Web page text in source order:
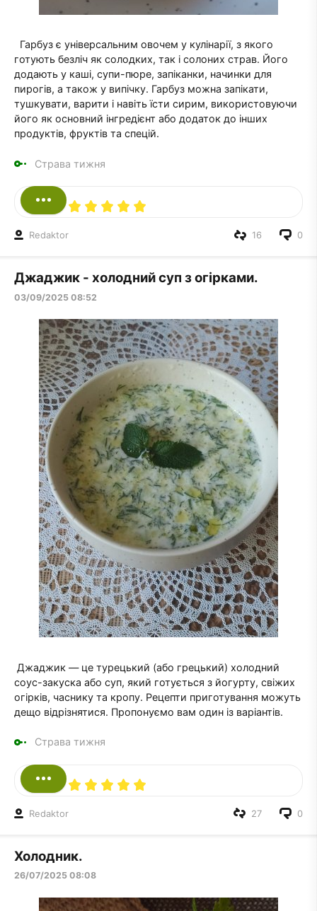
Гарбуз є універсальним овочем у кулінарії, з якого
готують безліч як солодких, так і солоних страв. Його
додають у каші, супи-пюре, запіканки, начинки для
пирогів, а також у випічку. Гарбуз можна запікати,
тушкувати, варити і навіть їсти сирим, використовуючи
його як основний інгредієнт або додаток до інших
продуктів, фруктів та спецій.
Страва тижня
Redaktor 0
16
Джаджик - холодний суп з огірками.
03/09/2025 08:52
Джаджик — це турецький (або грецький) холодний
соус-закуска або суп, який готується з йогурту, свіжих
огірків, часнику та кропу. Рецепти приготування можуть
дещо відрізнятися. Пропонуємо вам один із варіантів.
Страва тижня
Redaktor 0
27
Холодник.
26/07/2025 08:08